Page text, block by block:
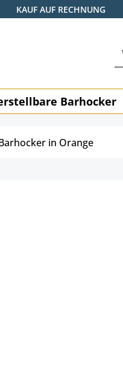
KAUF AUF RECHNUNG
Barhocker
in Orange